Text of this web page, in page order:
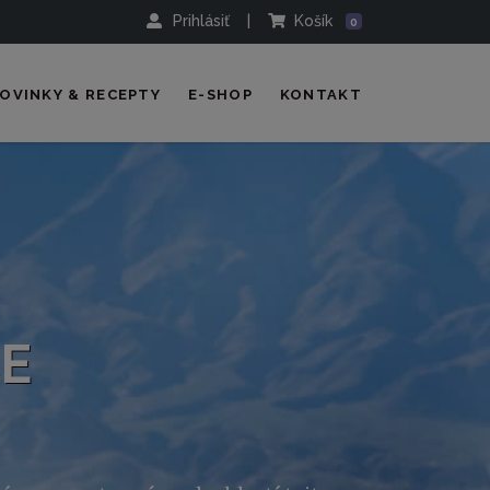
Prihlásiť | Košík 0
& RECEPTY E-SHOP KONTAKT